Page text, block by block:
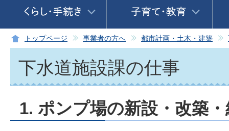
トップページ 事業者の方へ 都市計画・土木・建築
下水道施設課の仕事
1. ポンプ場の新設・改築